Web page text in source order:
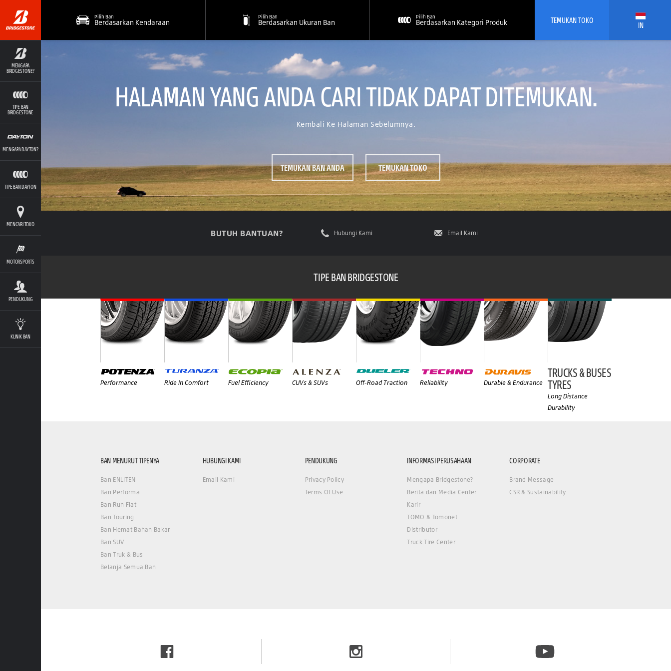
MENGAPA
BRIDGESTONE?
TIPE BAN
BRIDGESTONE
MENGAPA DAYTON?
TIPE BAN DAYTON
MENCARI TOKO
MOTORSPORTS
PENDUKUNG
KLINIK BAN
Pilih Ban
Berdasarkan Kendaraan
Pilih Ban
Berdasarkan Ukuran Ban
Pilih Ban
Berdasarkan Kategori Produk TEMUKAN TOKO IN
HALAMAN YANG ANDA CARI TIDAK DAPAT DITEMUKAN.
Kembali Ke Halaman Sebelumnya.
TEMUKAN BAN ANDA TEMUKAN TOKO
BUTUH BANTUAN? Hubungi Kami Email Kami
TIPE BAN BRIDGESTONE
Performance Ride In Comfort Fuel Efficiency CUVs & SUVs Off-Road Traction Reliability Durable & Endurance
TRUCKS & BUSES
TYRES
Long Distance
Durability
BAN MENURUT TIPENYA
Ban ENLITEN
Ban Performa
Ban Run Flat
Ban Touring
Ban Hemat Bahan Bakar
Ban SUV
Ban Truk & Bus
Belanja Semua Ban
HUBUNGI KAMI
Email Kami
PENDUKUNG
Privacy Policy
Terms Of Use
INFORMASI PERUSAHAAN
Mengapa Bridgestone?
Berita dan Media Center
Karir
TOMO & Tomonet
Distributor
Truck Tire Center
CORPORATE
Brand Message
CSR & Sustainability